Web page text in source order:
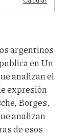
argentinos
en Un
analizan el
expresión
Borges,
analizan
de esos